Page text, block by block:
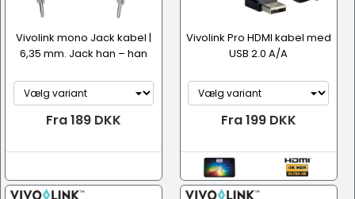
Vivolink mono Jack kabel |
6,35 mm. Jack han – han
Fra 189 DKK
Vivolink Pro HDMI kabel med
USB 2.0 A/A
Fra 199 DKK